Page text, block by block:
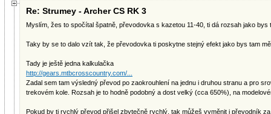
Re: Strumey - Archer CS RK 3
Myslím, žes to spočítal špatně, převodovka s kazetou 11-40, ti dá rozsah jako bys
Taky by se to dalo vzít tak, že převodovka ti poskytne stejný efekt jako bys tam
Tady je ještě jedna kalkulačka
http://gears.mtbcrosscountry.com/...
Zadal sem tam výsledný převod po zaokrouhlení na jednu i druhou stranu a pro
trekovém kole. Rozsah je to hodně podobný a dost velký (cca 650%), na
Pokud by ti rychlý převod přišel zbytečně rychlý, tak můžeš vyměnit i převodník